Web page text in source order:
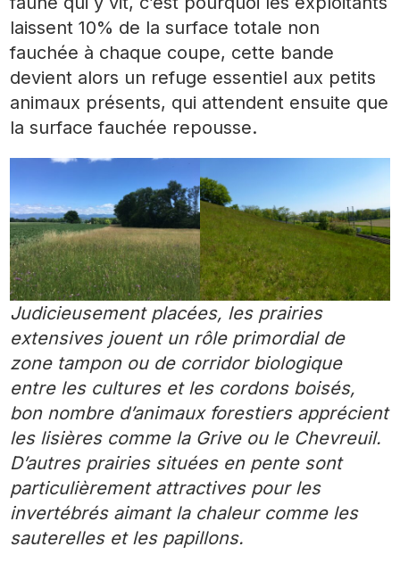
laissent 10% de la surface totale non
fauchée à chaque coupe, cette bande
devient alors un refuge essentiel aux petits
animaux présents, qui attendent ensuite que
la surface fauchée repousse.
Judicieusement placées, les prairies
extensives jouent un rôle primordial de
zone tampon ou de corridor biologique
entre les cultures et les cordons boisés,
bon nombre d’animaux forestiers apprécient
les lisières comme la Grive ou le Chevreuil.
D’autres prairies situées en pente sont
particulièrement attractives pour les
invertébrés aimant la chaleur comme les
sauterelles et les papillons.